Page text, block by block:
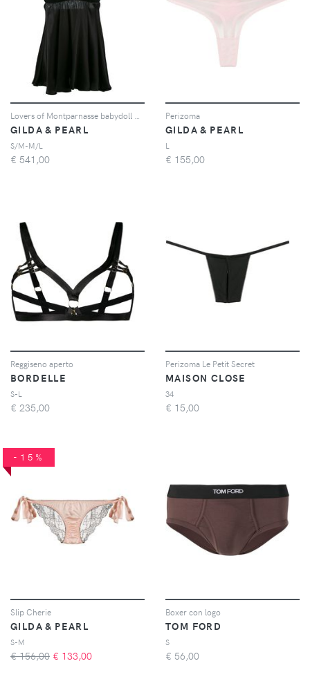
GILDA & PEARL
S/M-M/L
€ 541,00
Perizoma
GILDA & PEARL
L
€ 155,00
Reggiseno aperto
BORDELLE
S-L
€ 235,00
Perizoma Le Petit Secret
MAISON CLOSE
34
€ 15,00
-15%
Slip Cherie
GILDA & PEARL
S-M
€ 156,00 € 133,00
Boxer con logo
TOM FORD
S
€ 56,00